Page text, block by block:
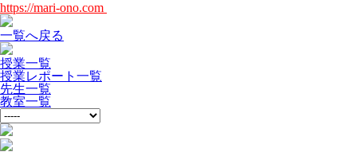
https://mari-ono.com
一覧へ戻る
授業一覧
授業レポート一覧
先生一覧
教室一覧